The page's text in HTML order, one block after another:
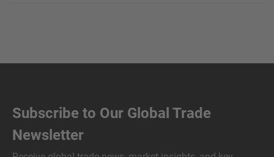
Subscribe to Our Global Trade
Newsletter